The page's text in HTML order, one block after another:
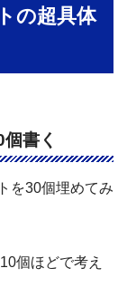
の超具体
書く
を30個埋めてみ
個ほどで考え